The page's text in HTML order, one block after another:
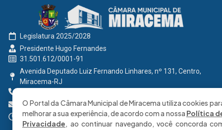
Legislatura 2025/2028
Presidente Hugo Fernandes
31.501.612/0001-91
Avenida Deputado Luiz Fernando Linhares, nº 131, Centro,
Miracema-RJ
secretaria@cmmiracema.rj.gov.br
Segunda à Sexta: 08:00 às 17:00 hrs
O Portal da Câmara Municipal de Miracema utiliza cookies
melhorar a sua experiência, de acordo com a nossa Política
Privacidade, ao continuar navegando, você concorda